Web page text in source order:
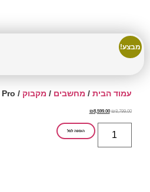
מבצע!
עמוד הבית / מחשבים / מקבוק / MacBook Pro
₪8,799.00
₪8,599.00
הוספה לסל